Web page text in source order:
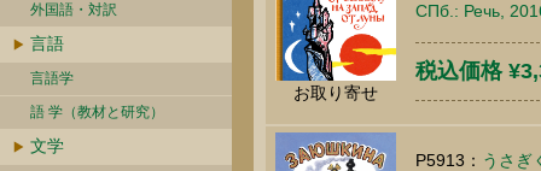
外国語・対訳
言語
言語学
語 学（教材と研究）
文学
お取り寄せ
СПб.: Речь,
税込価格
P5913： うさ